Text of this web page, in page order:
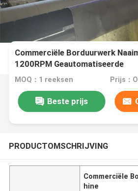
Commerciële Borduurwerk
1200RPM Geautomatiseerde
Borduurwerkmachines
MOQ：1 reeksen Prijs：
Beste prijs
PRODUCTOMSCHRIJVING
Commerciële
hine